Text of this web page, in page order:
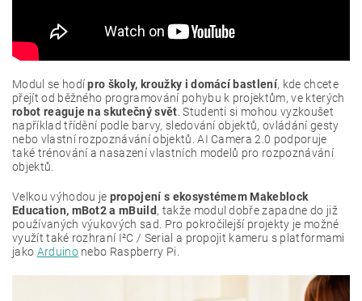
Modul se hodípro školy, kroužky i domácí bastlení, kde chcete
přejít od běžného programování pohybu k projektům, ve kterých
robot reaguje na skutečný svět . Studenti si mohou vyzkoušet
například třídění podle barvy, sledování objektů, ovládání gesty
nebo vlastní rozpoznávání objektů. AI Camera 2.0 podporuje
také trénování a nasazení vlastních modelů pro rozpoznávání
objektů.
Velkou výhodou je propojení s ekosystémem Makeblock
Education, mBot2 a mBuild, takže modul dobře zapadne do již
používaných výukových sad. Pro pokročilejší projekty je možné
využít také rozhraní I²C / Serial a propojit kameru s platformami
jako Arduinonebo Raspberry Pi.